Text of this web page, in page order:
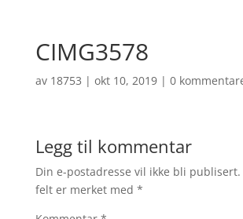
CIMG3578
av 18753 | okt 10, 2019| 0
Legg til kommentar
Din e-postadresse vil ikke bli publisert.
felt er merket med *